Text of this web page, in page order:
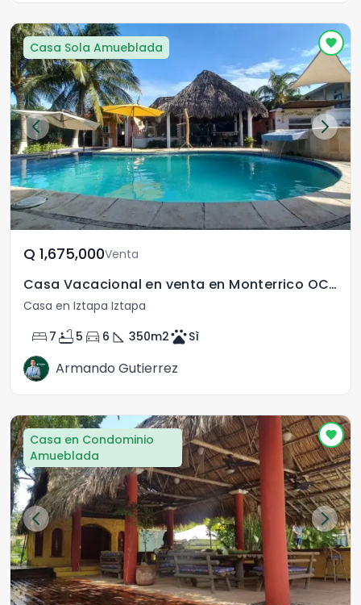
Casa Sola Amueblada
Q	1,675,000Venta
Casa Vacacional en venta en Monterrico OCRET
Casa en Iztapa Iztapa
bed 7 bathtub 5 directions_car 6 square_foot 350m2petsSì
Armando Gutierrez
Casa en Condominio
Amueblada